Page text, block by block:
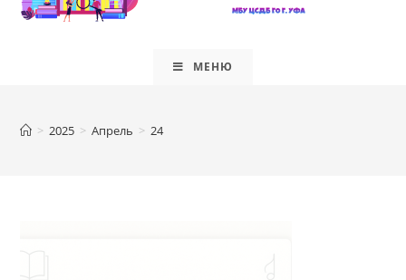
МЕНЮ
> 2025 > Апрель > 24